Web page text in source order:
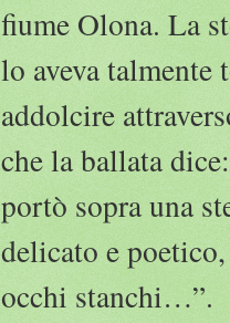
fiume Olona. La
lo aveva
addolcire
che la ballata
portò sopra una
delicato e
occhi stanchi…”.